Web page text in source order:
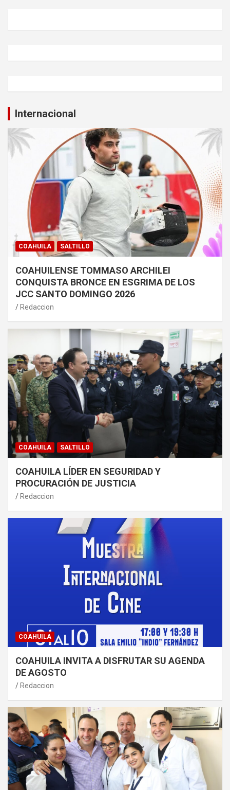
Internacional
COAHUILA SALTILLO
COAHUILENSE TOMMASO ARCHILEI
CONQUISTA BRONCE EN ESGRIMA DE LOS
JCC SANTO DOMINGO 2026
Redaccion
COAHUILA SALTILLO
COAHUILA LÍDER EN SEGURIDAD Y
PROCURACIÓN DE JUSTICIA
Redaccion
COAHUILA
COAHUILA INVITA A DISFRUTAR SU AGENDA
DE AGOSTO
Redaccion